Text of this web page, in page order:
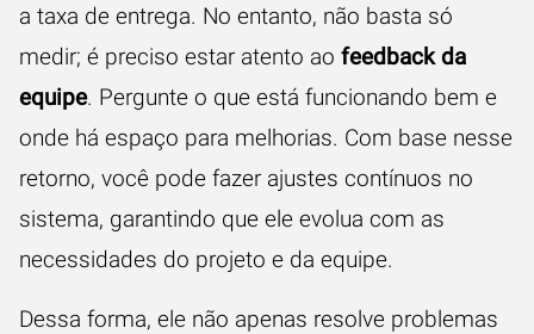
a taxa de entrega. No entanto, não basta só
medir; é preciso estar atento ao feedback da
equipe. Pergunte o que está funcionando bem e
onde há espaço para melhorias. Com base nesse
retorno, você pode fazer ajustes contínuos no
sistema, garantindo que ele evolua com as
necessidades do projeto e da equipe.
Dessa forma, ele não apenas resolve problemas